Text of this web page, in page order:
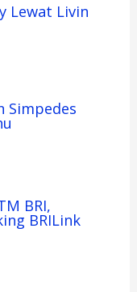
Lewat Livin
Simpedes
BRI,
BRILink